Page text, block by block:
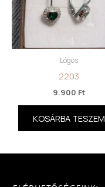
Lógós
2203
9.900 Ft
KOSÁRBA TESZEM